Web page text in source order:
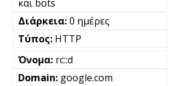
και bots
0 ημέρες
HTTP
rc::d
google.com